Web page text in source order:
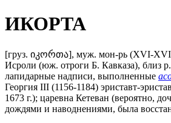
ИКОРТА
[груз. იკორთა], муж. мон-рь (XVI-XVII
Исроли (юж. отроги Б. Кавказа), близ
лапидарные надписи, выполненные
Георгия III (1156-1184) эриставт-
1673 г.); царевна Кетеван (вероятно,
дождями и наводнениями, была